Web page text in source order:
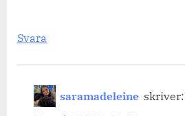
Svara
saramadeleine skriver: